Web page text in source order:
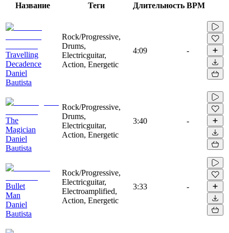
Название Теги Длительность BPM
Travelling
Decadence
Daniel
Bautista
Rock/Progressive,
Drums,
Electricguitar,
Action, Energetic
4:09 -
The
Magician
Daniel
Bautista
Rock/Progressive,
Drums,
Electricguitar,
Action, Energetic
3:40 -
Bullet
Man
Daniel
Bautista
Rock/Progressive,
Electricguitar,
Electroamplified,
Action, Energetic
3:33 -